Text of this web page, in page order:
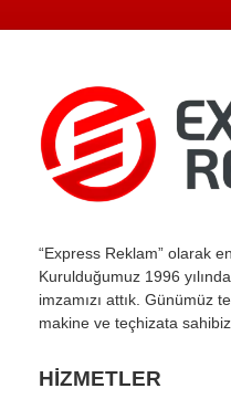
“Express Reklam” olarak
Kurulduğumuz 1996
imzamızı attık. Günümüz
makine ve teçhizata sahibiz.
HİZMETLER